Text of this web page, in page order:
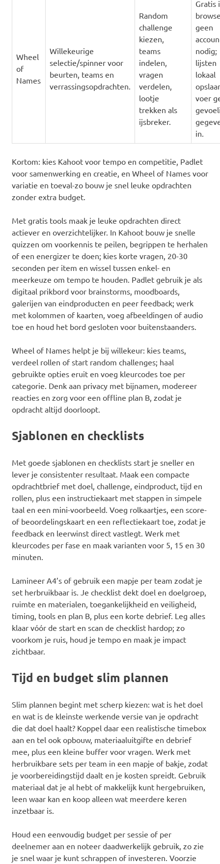
Wheel
of
Names
Willekeurige
selectie/spinner voor
beurten, teams en
verrassingsopdrachten.
Random
challenge
kiezen,
teams
indelen,
vragen
verdelen,
lootje
trekken als
ijsbreker.
Gratis
geen
nodig;
lijsten
lokaal
voer
in.
Kortom: kies Kahoot voor tempo en competitie, Padlet
voor samenwerking en creatie, en Wheel of Names voor
variatie en toeval-zo bouw je snel leuke opdrachten
zonder extra budget.
Met gratis tools maak je leuke opdrachten direct
actiever en overzichtelijker. In Kahoot bouw je snelle
quizzen om voorkennis te peilen, begrippen te herhalen
of een energizer te doen; kies korte vragen, 20-30
seconden per item en wissel tussen enkel- en
meerkeuze om tempo te houden. Padlet gebruik je als
digitaal prikbord voor brainstorms, moodboards,
galerijen van eindproducten en peer feedback; werk
met kolommen of kaarten, voeg afbeeldingen of audio
toe en houd het bord gesloten voor buitenstaanders.
Wheel of Names helpt je bij willekeur: kies teams,
verdeel rollen of start random challenges; haal
gebruikte opties eruit en voeg kleurcodes toe per
categorie. Denk aan privacy met bijnamen, modereer
reacties en zorg voor een offline plan B, zodat je
opdracht altijd doorloopt.
Sjablonen en checklists
Met goede sjablonen en checklists start je sneller en
lever je consistenter resultaat. Maak een compacte
opdrachtbrief met doel, challenge, eindproduct, tijd en
rollen, plus een instructiekaart met stappen in simpele
taal en een mini-voorbeeld. Voeg rolkaartjes, een score-
of beoordelingskaart en een reflectiekaart toe, zodat je
feedback en leerwinst direct vastlegt. Werk met
kleurcodes per fase en maak varianten voor 5, 15 en 30
minuten.
Lamineer A4’s of gebruik een mapje per team zodat je
set herbruikbaar is. Je checklist dekt doel en doelgroep,
ruimte en materialen, toegankelijkheid en veiligheid,
timing, tools en plan B, plus een korte debrief. Leg alles
klaar vóór de start en scan de checklist hardop; zo
voorkom je ruis, houd je tempo en maak je impact
zichtbaar.
Tijd en budget slim plannen
Slim plannen begint met scherp kiezen: wat is het doel
en wat is de kleinste werkende versie van je opdracht
die dat doel haalt? Koppel daar een realistische timebox
aan en tel ook opbouw, materiaaluitgifte en debrief
mee, plus een kleine buffer voor vragen. Werk met
herbruikbare sets per team in een mapje of bakje, zodat
je voorbereidingstijd daalt en je kosten spreidt. Gebruik
materiaal dat je al hebt of makkelijk kunt hergebruiken,
leen waar kan en koop alleen wat meerdere keren
inzetbaar is.
Houd een eenvoudig budget per sessie of per
deelnemer aan en noteer daadwerkelijk gebruik, zo zie
je snel waar je kunt schrappen of investeren. Voorzie